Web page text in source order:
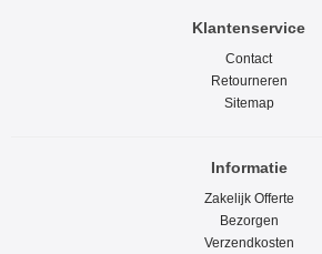
Klantenservice
Contact
Retourneren
Sitemap
Informatie
Zakelijk Offerte
Bezorgen
Verzendkosten